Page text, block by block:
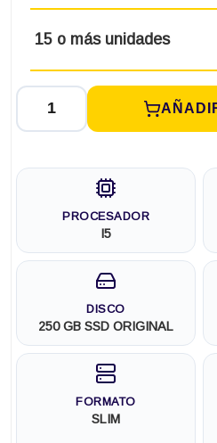
15 o más unidades
PROCESADOR
I5
DISCO
250 GB SSD ORIGINAL
FORMATO
SLIM